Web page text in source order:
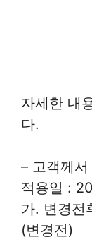
자세한 내
다.
– 고객께
적용일 :
가. 변경전
(변경전)